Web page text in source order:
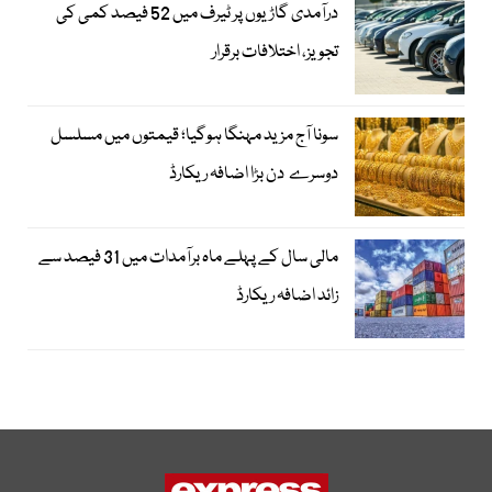
درآمدی گاڑیوں پر ٹیرف میں 52 فیصد کمی کی
تجویز، اختلافات برقرار
سونا آج مزید مہنگا ہوگیا؛ قیمتوں میں مسلسل
دوسرے دن بڑا اضافہ ریکارڈ
مالی سال کے پہلے ماہ برآمدات میں 31 فیصد سے
زائد اضافہ ریکارڈ